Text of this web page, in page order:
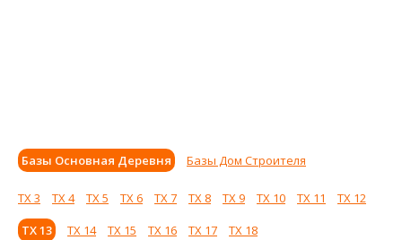
Базы Основная Деревня Базы Дом Строителя
ТХ 3 ТХ 4 ТХ 5 ТХ 6 ТХ 7 ТХ 8 ТХ 9 ТХ 10 ТХ 11
ТХ 12
ТХ 13
ТХ 14 ТХ 15 ТХ 16 ТХ 17 ТХ 18